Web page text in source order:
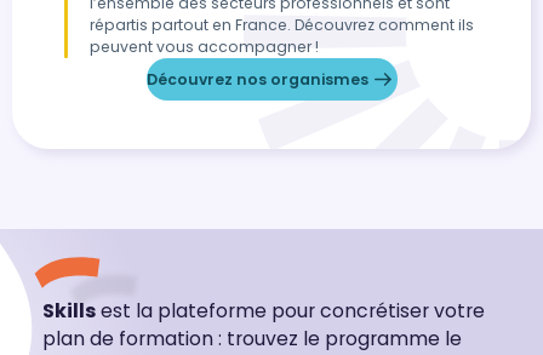
répartis partout en France. Découvrez comment ils
peuvent vous accompagner !
Découvrez nos organismes
Skillsest la plateforme pour concrétiser votre
plan de formation : trouvez le programme le